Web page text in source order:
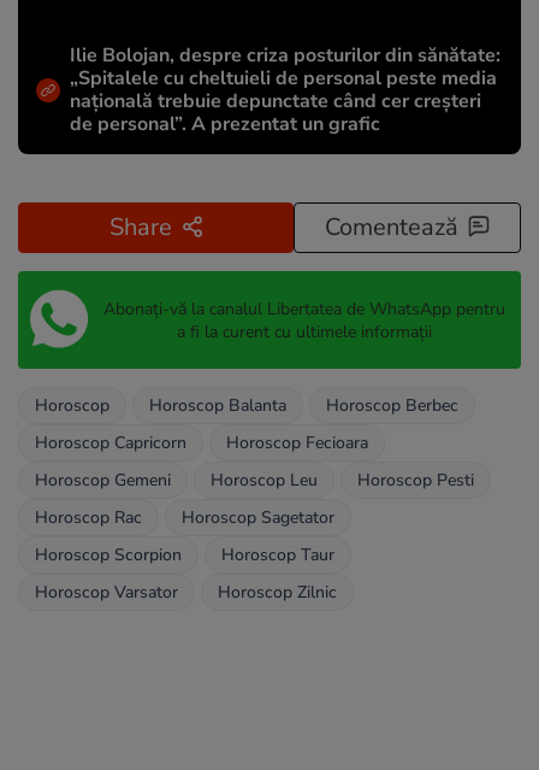
Ilie Bolojan, despre criza posturilor din sănătate:
„Spitalele cu cheltuieli de personal peste media
națională trebuie depunctate când cer creșteri
de personal”. A prezentat un grafic
Share Comentează
Abonați-vă la canalul Libertatea de WhatsApp pentru
a fi la curent cu ultimele informații
Horoscop Horoscop Balanta
Horoscop Berbec
Horoscop Capricorn
Horoscop Fecioara
Horoscop Gemeni
Horoscop Leu
Horoscop Pesti
Horoscop Rac
Horoscop Sagetator
Horoscop Scorpion
Horoscop Taur
Horoscop Varsator
Horoscop Zilnic